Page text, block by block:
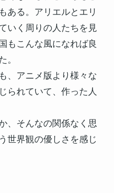
ある。アリエルとエリ
いく周りの人たちを見
もこんな風になれば良
。
、アニメ版より様々な
られていて、作った人
、そんなの関係なく思
世界観の優しさを感じ